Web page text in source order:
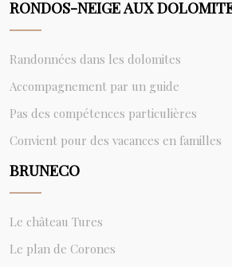
RONDOS-NEIGE AUX
Randonnées dans les dolomites
Accompagnement par un guide
Pas des compétences particulières
Convient pour des vacances en familles
BRUNECO
Le château Tures
Le plan de Corones